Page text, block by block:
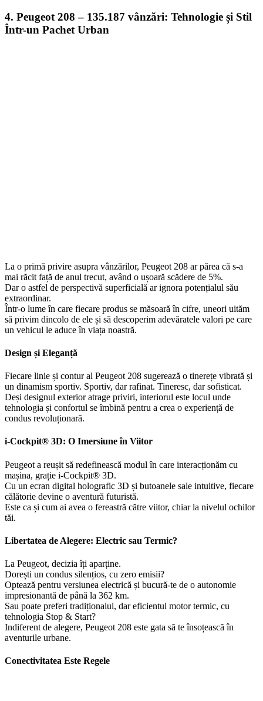
4. Peugeot 208 – 135.187 vânzări: Tehnologie și Stil
Într-un Pachet Urban
La o primă privire asupra vânzărilor, Peugeot 208 ar părea că s-a
mai răcit față de anul trecut, având o ușoară scădere de 5%.
Dar o astfel de perspectivă superficială ar ignora potențialul său
extraordinar.
Într-o lume în care fiecare produs se măsoară în cifre, uneori uităm
să privim dincolo de ele și să descoperim adevăratele valori pe care
un vehicul le aduce în viața noastră.
Design și Eleganță
Fiecare linie și contur al Peugeot 208 sugerează o tinerețe vibrată și
un dinamism sportiv. Sportiv, dar rafinat. Tineresc, dar sofisticat.
Deși designul exterior atrage priviri, interiorul este locul unde
tehnologia și confortul se îmbină pentru a crea o experiență de
condus revoluționară.
i-Cockpit® 3D: O Imersiune în Viitor
Peugeot a reușit să redefinească modul în care interacționăm cu
mașina, grație i-Cockpit® 3D.
Cu un ecran digital holografic 3D și butoanele sale intuitive, fiecare
călătorie devine o aventură futuristă.
Este ca și cum ai avea o fereastră către viitor, chiar la nivelul ochilor
tăi.
Libertatea de Alegere: Electric sau Termic?
La Peugeot, decizia îți aparține.
Dorești un condus silențios, cu zero emisii?
Optează pentru versiunea electrică și bucură-te de o autonomie
impresionantă de până la 362 km.
Sau poate preferi tradiționalul, dar eficientul motor termic, cu
tehnologia Stop & Start?
Indiferent de alegere, Peugeot 208 este gata să te însoțească în
aventurile urbane.
Conectivitatea Este Regele